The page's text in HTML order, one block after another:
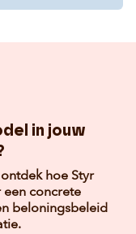
in jouw
hoe Styr
concrete
beloningsbeleid